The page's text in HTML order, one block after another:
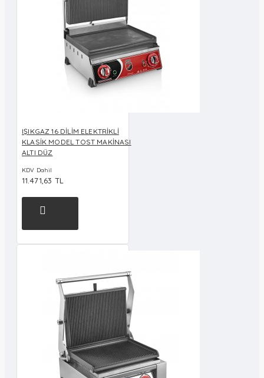
IŞIKGAZ 16 DİLİM ELEKTRİKLİ
KLASİK MODEL TOST MAKİNASI
ALTI DÜZ
KDV Dahil
11.471,63 TL